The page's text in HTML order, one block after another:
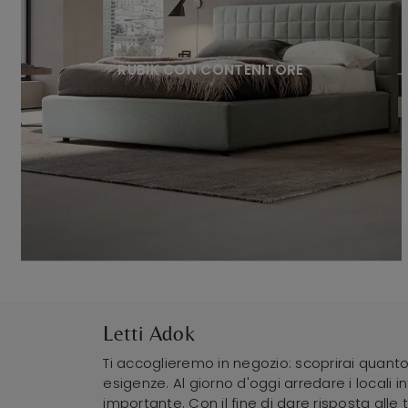
RUBIK CON CONTENITORE
Letti Adok
Ti accoglieremo in negozio: scoprirai
esigenze. Al giorno d'oggi arredare i locali
importante. Con il fine di dare risposta